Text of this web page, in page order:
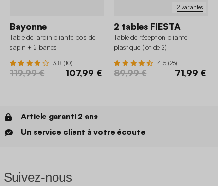
Bayonne
Table de jardin pliante bois de
sapin + 2 bancs
3.8 (10)
119,99 € 107,99 €
2 variantes
2 tables FIESTA
Table de réception pliante
plastique (lot de 2)
4.5 (26)
89,99 € 71,99 €
Article garanti 2 ans
Un service client à votre écoute
Suivez-nous